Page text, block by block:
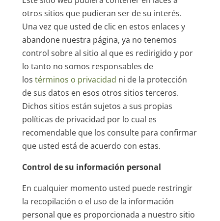
otros sitios que pudieran ser de su interés.
Una vez que usted de clic en estos enlaces y
abandone nuestra página, ya no tenemos
control sobre al sitio al que es redirigido y por
lo tanto no somos responsables de
los términos o privacidad ni de la protección
de sus datos en esos otros sitios terceros.
Dichos sitios están sujetos a sus propias
políticas de privacidad por lo cual es
recomendable que los consulte para confirmar
que usted está de acuerdo con estas.
Control de su información personal
En cualquier momento usted puede restringir
la recopilación o el uso de la información
personal que es proporcionada a nuestro sitio